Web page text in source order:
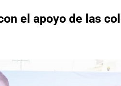
el apoyo de las